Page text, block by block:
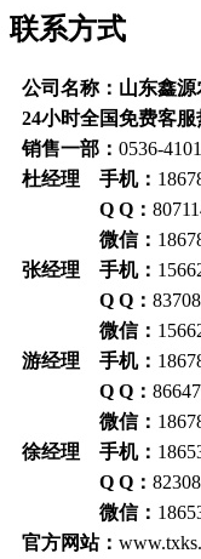
联系方式
公司名称：山东鑫源
24小时全国免费客服
销售一部： 0536-
杜经理 手机：
Q Q：
微信：
张经理 手机：
Q Q：
微信：
游经理 手机：
Q Q：
微信：
徐经理 手机：
Q Q：
微信：
官方网站：